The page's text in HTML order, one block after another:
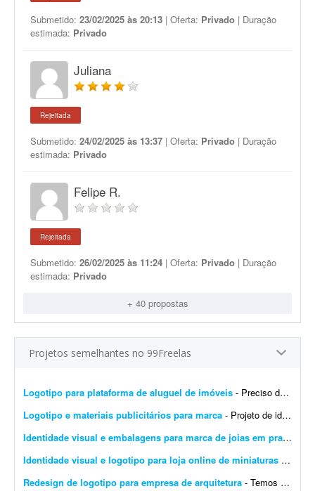
Submetido: 23/02/2025 às 20:13 | Oferta: Privado | Duração
estimada: Privado
Juliana
Rejeitada
Submetido: 24/02/2025 às 13:37 | Oferta: Privado | Duração
estimada: Privado
Felipe R.
Rejeitada
Submetido: 26/02/2025 às 11:24 | Oferta: Privado | Duração
estimada: Privado
+ 40 propostas
Projetos semelhantes no 99Freelas
Logotipo para plataforma de aluguel de imóveis - Preciso de um designer para produzir os arquivos finais de um logotipo já 100% definido. Não é um trabalho de criação ou conceito - o logotipo, as cores, a tipogr...
Logotipo e materiais publicitários para marca - Projeto de identidade visual - Teacher English Desenvolvimento de uma identidade visual moderna e profissional para a marca Teacher English, voltada ao ensino da língua inglesa. O projeto ...
Identidade visual e embalagens para marca de joias em prata-
Identidade visual e logotipo para loja online de miniaturas 3D
Redesign de logotipo para empresa de arquitetura - Temos uma marca chamada CSUL, que usamos atualmente para engenharia e construção. Depois criamos a empresa a partir dela voltada para arquitetura. Precisamos de um redesign do logoti...